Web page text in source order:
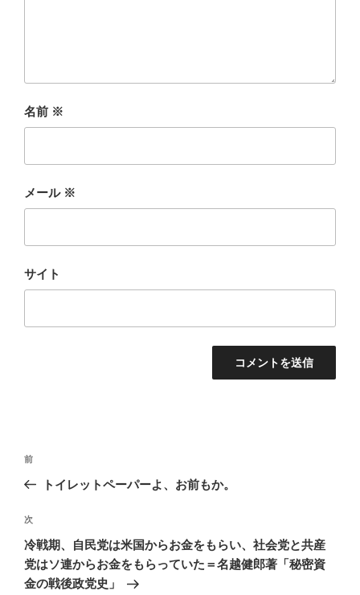
名前 ※
メール ※
サイト
投
ナ
ビ
ゲ
ー
シ
前
の
稿
前
トイレットペーパーよ、お前もか。
次
の
投
稿
次
冷戦期、自民党は米国からお金をもらい、社会党と共産
党はソ連からお金をもらっていた＝名越健郎著「秘密資
金の戦後政党史」